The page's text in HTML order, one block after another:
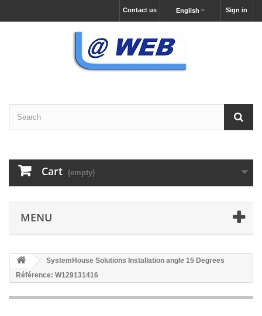
Sign in
English
Contact us
Cart (empty)
MENU
SystemHouse Solutions Installation angle 15 Degrees
Référence: W129131416